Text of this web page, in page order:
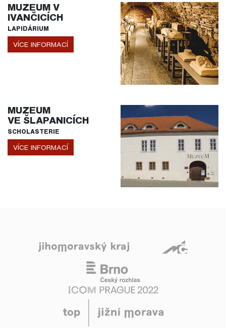
MUZEUM V
IVANČICÍCH
LAPIDÁRIUM
VÍCE INFORMACÍ
MUZEUM
VE ŠLAPANICÍCH
SCHOLASTERIE
VÍCE INFORMACÍ